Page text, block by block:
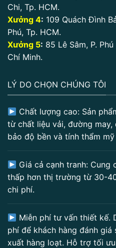
Chi, Tp. HCM.
Xưởng 4: 109 Quách Đình
Phú, Tp. HCM.
Xưởng 5: 85 Lê Sâm, P.
Chí Minh.
LÝ DO CHỌN CHÚNG TÔI
Chất lượng cao: Sản
từ chất liệu vải, đường
bảo độ bền và tính thẩm mỹ
Giá cả cạnh tranh:
thấp hơn thị trường từ 30-
chi phí.
Miễn phí tư vấn thiết kế.
phí để khách hàng đánh
xuất hàng loạt. Hỗ trợ tối